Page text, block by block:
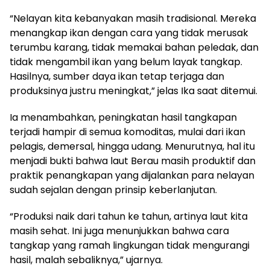
“Nelayan kita kebanyakan masih tradisional. Mereka
menangkap ikan dengan cara yang tidak merusak
terumbu karang, tidak memakai bahan peledak, dan
tidak mengambil ikan yang belum layak tangkap.
Hasilnya, sumber daya ikan tetap terjaga dan
produksinya justru meningkat,” jelas Ika saat ditemui.
Ia menambahkan, peningkatan hasil tangkapan
terjadi hampir di semua komoditas, mulai dari ikan
pelagis, demersal, hingga udang. Menurutnya, hal itu
menjadi bukti bahwa laut Berau masih produktif dan
praktik penangkapan yang dijalankan para nelayan
sudah sejalan dengan prinsip keberlanjutan.
“Produksi naik dari tahun ke tahun, artinya laut kita
masih sehat. Ini juga menunjukkan bahwa cara
tangkap yang ramah lingkungan tidak mengurangi
hasil, malah sebaliknya,” ujarnya.